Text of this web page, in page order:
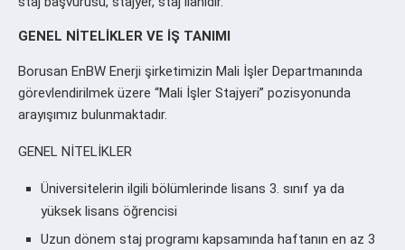
GENEL NİTELİKLER VE İŞ TANIMI
Borusan EnBW Enerji şirketimizin Mali İşler Departmanında
görevlendirilmek üzere “Mali İşler Stajyeri” pozisyonunda
arayışımız bulunmaktadır.
GENEL NİTELİKLER
Üniversitelerin ilgili bölümlerinde lisans 3. sınıf ya da
yüksek lisans öğrencisi
Uzun dönem staj programı kapsamında haftanın en az 3